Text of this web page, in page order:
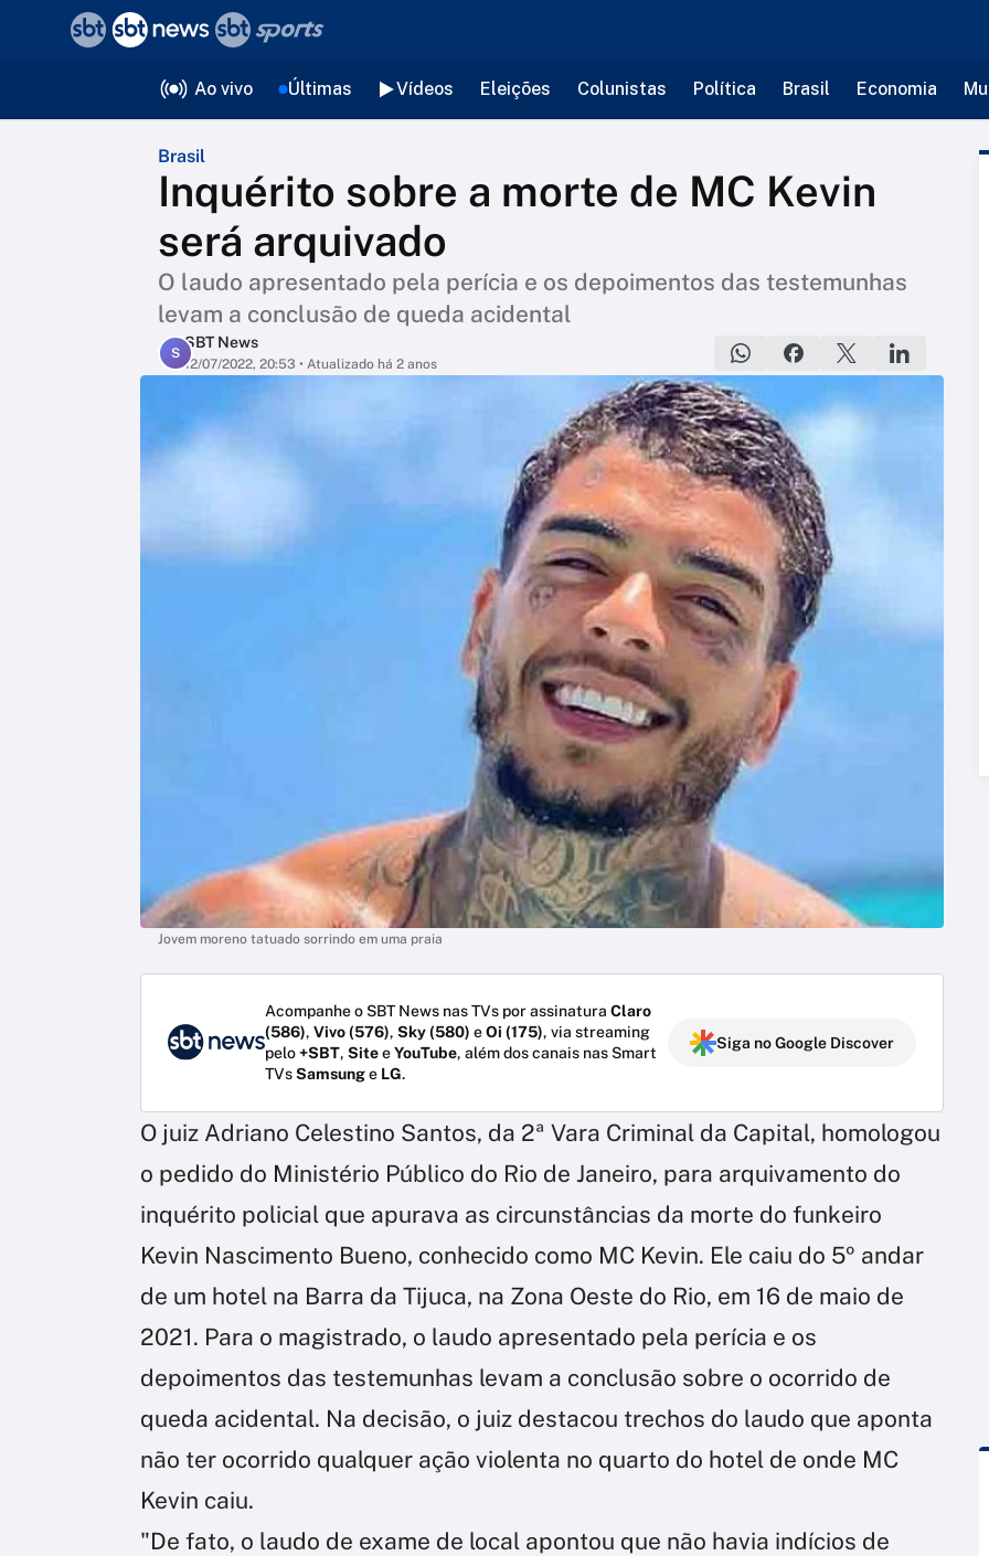
Ao vivo Últimas Vídeos Eleições Colunistas Política Brasil Economia
Brasil
Inquérito sobre a morte de MC Kevin
será arquivado
O laudo apresentado pela perícia e os depoimentos das testemunhas
levam a conclusão de queda acidental
S
SBT News
12/07/2022, 20:53 • Atualizado há 2 anos
Jovem moreno tatuado sorrindo em uma praia
Acompanhe o SBT News nas TVs por assinatura Claro
(586), Vivo (576), Sky (580) eOi (175), via streaming
pelo+SBT, SiteeYouTube, além dos canais nas Smart
TVsSamsunge LG.
Siga no Google Discover
O juiz Adriano Celestino Santos, da 2ª Vara Criminal da Capital, homologou
o pedido do Ministério Público do Rio de Janeiro, para arquivamento do
inquérito policial que apurava as circunstâncias da morte do funkeiro
Kevin Nascimento Bueno, conhecido como MC Kevin. Ele caiu do 5º andar
de um hotel na Barra da Tijuca, na Zona Oeste do Rio, em 16 de maio de
2021. Para o magistrado, o laudo apresentado pela perícia e os
depoimentos das testemunhas levam a conclusão sobre o ocorrido de
queda acidental. Na decisão, o juiz destacou trechos do laudo que aponta
não ter ocorrido qualquer ação violenta no quarto do hotel de onde MC
Kevin caiu.
"De fato, o laudo de exame de local apontou que não havia indícios de
voltar
Editorias